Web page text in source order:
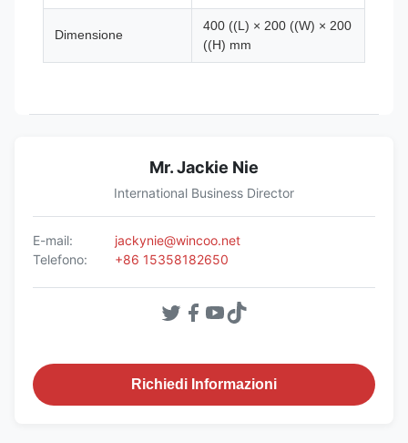
Dimensione
400 ((L) × 200 ((W) × 200
((H) mm
Mr. Jackie Nie
International Business Director
E-mail:
jackynie@wincoo.net
Telefono:
+86 15358182650
Richiedi Informazioni